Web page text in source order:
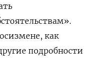
как
подробности